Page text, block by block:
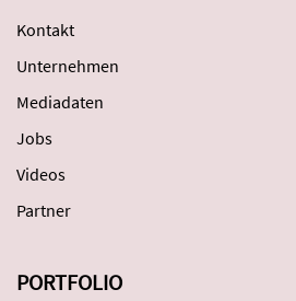
Kontakt
Unternehmen
Mediadaten
Jobs
Videos
Partner
PORTFOLIO